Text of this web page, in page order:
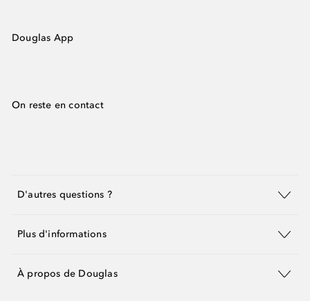
Douglas App
On reste en contact
D'autres questions ?
Plus d'informations
À propos de Douglas